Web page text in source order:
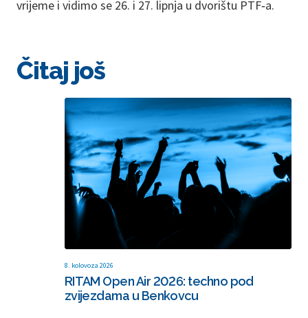
vrijeme i vidimo se 26. i 27. lipnja u dvorištu PTF‑a.
Čitaj još
8. kolovoza 2026
RITAM Open Air 2026: techno pod
zvijezdama u Benkovcu